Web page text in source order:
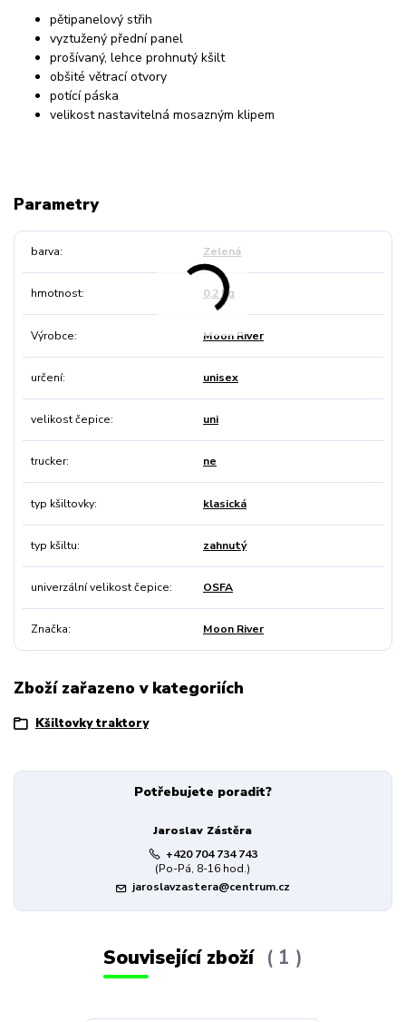
pětipanelový střih
vyztužený přední panel
prošívaný, lehce prohnutý kšilt
obšité větrací otvory
potící páska
velikost nastavitelná mosazným klipem
Parametry
barva Zelená
hmotnost 0,2 kg
Výrobce Moon River
určení unisex
velikost čepice uni
trucker ne
typ kšiltovky klasická
typ kšiltu zahnutý
univerzální velikost čepice OSFA
Značka Moon River
Zboží zařazeno v kategoriích
Kšiltovky traktory
Potřebujete poradit?
Jaroslav Zástěra
+420 704 734 743
(Po-Pá, 8-16 hod.)
jaroslavzastera@centrum.cz
Související zboží 1